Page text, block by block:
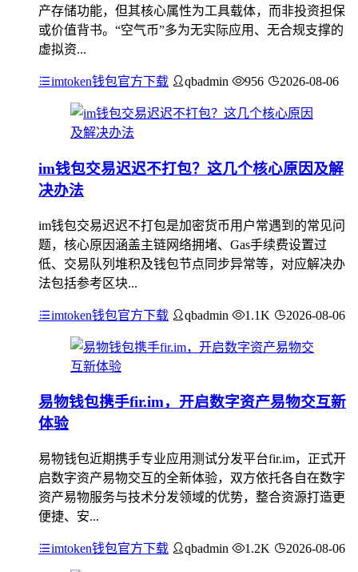
产存储功能，但其核心属性为工具载体，而非投资担保
或价值背书。“空气币”多为无实际应用、无合规支撑的
虚拟资...
imtoken钱包官方下载 qbadmin 956 2026-08-06
im钱包交易迟迟不打包？这几个核心原因及解
决办法
im钱包交易迟迟不打包是加密货币用户常遇到的常见问
题，核心原因涵盖主链网络拥堵、Gas手续费设置过
低、交易队列堆积及钱包节点同步异常等，对应解决办
法包括参考区块...
imtoken钱包官方下载 qbadmin 1.1K 2026-08-06
易物钱包携手fir.im，开启数字资产易物交互新
体验
易物钱包近期携手专业应用测试分发平台fir.im，正式开
启数字资产易物交互的全新体验，双方依托各自在数字
资产易物服务与技术分发领域的优势，整合资源打造更
便捷、安...
imtoken钱包官方下载 qbadmin 1.2K 2026-08-06